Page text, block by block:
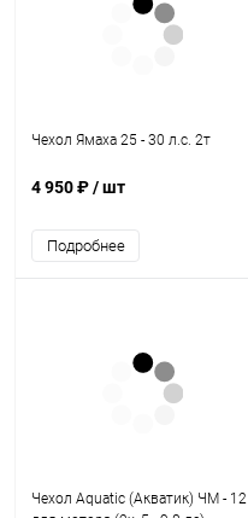
Чехол Ямаха 25 - 30 л.с. 2т
4 950 ₽/ шт
Подробнее
Чехол Aquatic (Акватик) ЧМ - 12